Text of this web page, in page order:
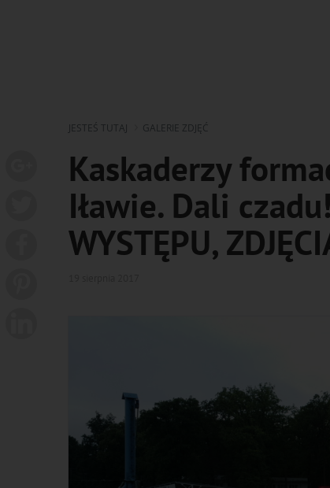
JESTEŚ TUTAJ GALERIE ZDJĘĆ
Kaskaderzy
Iławie. Dali
WYSTĘPU,